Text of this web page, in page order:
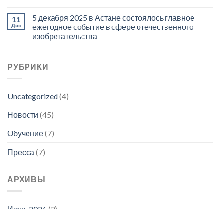
11
Дек
5 декабря 2025 в Астане состоялось главное
ежегодное событие в сфере отечественного
изобретательства
РУБРИКИ
Uncategorized(4)
Новости (45)
Обучение(7)
Пресса (7)
АРХИВЫ